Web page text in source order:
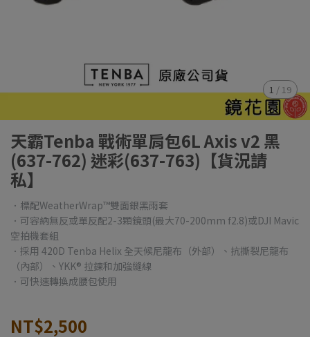
1 / 19
天霸Tenba 戰術單肩包6L Axis v2 黑
(637-762) 迷彩(637-763)【貨況請
私】
．標配WeatherWrap™雙面銀黑雨套
．可容納無反或單反配2-3顆鏡頭(最大70-200mm f2.8)或DJI Mavic
空拍機套組
．採用 420D Tenba Helix 全天候尼龍布（外部）、抗撕裂尼龍布
（內部）、YKK® 拉鍊和加強縫線
．可快速轉換成腰包使用
NT$2,500